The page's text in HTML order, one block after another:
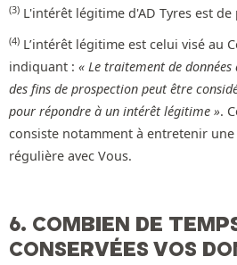
(3) L'intérêt légitime d'AD Tyres est
(4) L’intérêt légitime est celui visé au
indiquant : « Le traitement de
des fins de prospection peut être
pour répondre à un intérêt légitime ».
consiste notamment à entretenir
régulière avec Vous.
6. COMBIEN DE
CONSERVÉES VOS